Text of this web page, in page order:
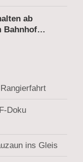
ab
Bahnhof
Doku
ins Gleis